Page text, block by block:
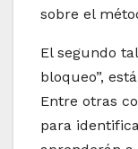
sobre el
El segundo
bloqueo”,
Entre otras
para